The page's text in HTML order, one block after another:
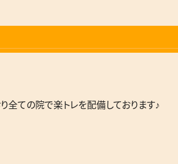
全ての院で楽トレを配備しております♪